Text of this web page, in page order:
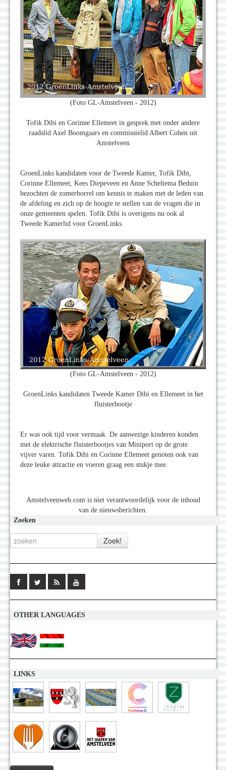
(Foto GL-Amstelveen - 2012)
Tofik Dibi en Corinne Ellemeet in gesprek met onder andere
raadslid Axel Boomgaars en commissielid Albert Cohen uit
Amstelveen
GroenLinks kandidaten voor de Tweede Kamer, Tofik Dibi,
Corinne Ellemeet, Kees Diepeveen en Anne Scheltema Beduin
bezochten de zomerborrel om kennis te maken met de leden van
de afdeling en zich op de hoogte te stellen van de vragen die in
onze gemeenten spelen. Tofik Dibi is overigens nu ook al
Tweede Kamerlid voor GroenLinks.
(Foto GL-Amstelveen - 2012)
GroenLinks kandidaten Tweede Kamer Dibi en Ellemeet in het
fluisterbootje
Er was ook tijd voor vermaak. De aanwezige kinderen konden
met de elektrische fluisterbootjes van Miniport op de grote
vijver varen. Tofik Dibi en Corinne Ellemeet genoten ook van
deze leuke attractie en voeren graag een stukje mee.
Amstelveenweb.com is niet verantwoordelijk voor de inhoud
van de nieuwsberichten.
Zoeken
OTHER LANGUAGES
LINKS